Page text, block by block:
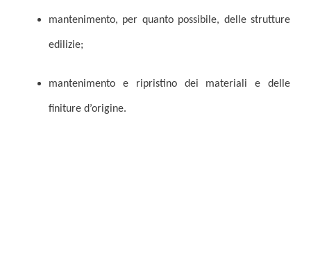
mantenimento, per quanto possibile, delle strutture
edilizie;
mantenimento e ripristino dei materiali e delle
finiture d’origine.